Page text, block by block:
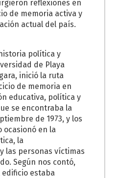
reflexiones en
de memoria activa y
actual del país.
política y
de Playa
inició la ruta
de memoria en
educativa, política y
se encontraba la
de 1973, y los
ocasionó en la
la
las personas víctimas
Según nos contó,
estaba